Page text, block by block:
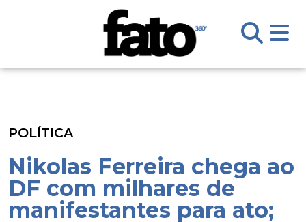
POLÍTICA
Nikolas Ferreira chega ao
DF com milhares de
manifestantes para ato;